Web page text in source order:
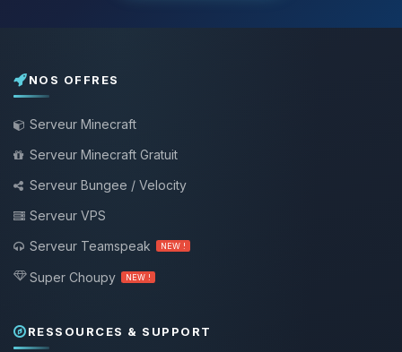
NOS OFFRES
Serveur Minecraft
Serveur Minecraft Gratuit
Serveur Bungee / Velocity
Serveur VPS
Serveur Teamspeak
NEW !
Super Choupy NEW !
RESSOURCES & SUPPORT